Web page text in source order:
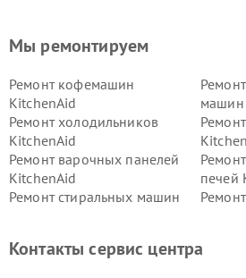
Мы ремонтируем
Ремонт кофемашин
KitchenAid
машин
Ремонт холодильников
KitchenAid
Ремонт варочных панелей
KitchenAid
печей
Ремонт стиральных машин
Контакты сервис центра